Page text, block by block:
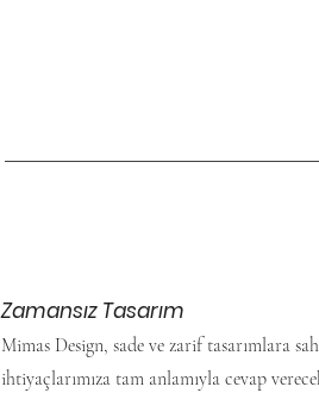
Zamansız Tasarım
Mimas Design, sade ve zarif tasarımlara
ihtiyaçlarımıza tam anlamıyla cevap